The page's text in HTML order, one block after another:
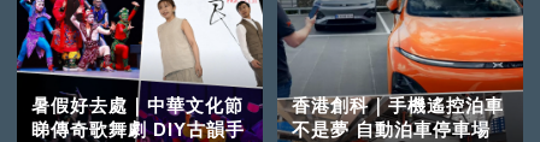
暑假好去處｜中華文化節
睇傳奇歌舞劇 DIY古韻手
香港創科｜手機遙控泊車
不是夢 自動泊車停車場